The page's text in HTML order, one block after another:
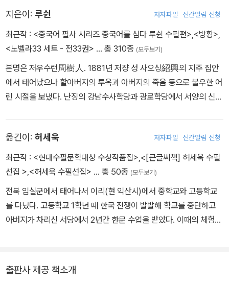
지은이: 루쉰 저자파일 신간알림 신청
최근작 : <중국어 필사 시리즈 중국어를 심다 루쉰 수필편>,<방황>,
<노벨라33 세트 - 전33권> … 총 310종 (모두보기)
본명은 저우수런周樹人. 1881년 저쟝 성 사오싱紹興의 지주 집안
에서 태어났으나 할아버지의 투옥과 아버지의 죽음 등으로 불우한 어
린 시절을 보냈다. 난징의 강남수사학당과 광로학당에서 서양의 신문
다 환등기에서 한 중국인이 총살당하는 장면을 그저 구경하는 중국인
들을 보며 국민성의 개조를 위해서는 문학이 필요하다는 사실을 절감
하고 학교를 그만두고 도쿄로 갔다. 도쿄에서 잡지 《신생》의 창간을
하게 활동했다. 1909년 약 7년간의 일본 유학 생활을 마치고 귀국하
여 항저우 저쟝양급사범 학당의 교사를 시작으로 사오싱, 난징, 베이
징, 샤먼, 광저우, 상하이 등에서 교편을 잡았고, 신해혁명 직후에는
어지는 「광인일기」를 발표하면서이다. 이때 처음으로 ‘루쉰’이라는 필
옮긴이: 허세욱 저자파일 신간알림 신청
최근작 : <현대수필문학대상 수상작품집>,<[큰글씨책] 허세욱 수필
선집 >,<허세욱 수필선집> … 총 50종 (모두보기)
전북 임실군에서 태어나서 이리(현 익산시)에서 중학교와 고등학교
를 다녔다. 고등학교 1학년 때 한국 전쟁이 발발해 학교를 중단하고
아버지가 차리신 서당에서 2년간 한문 수업을 받았다. 이때의 체험이
역해 발간함으로써, 한국 문학을 소개했다. 그가 번역 소개한 한국 시
출판사 제공 책소개